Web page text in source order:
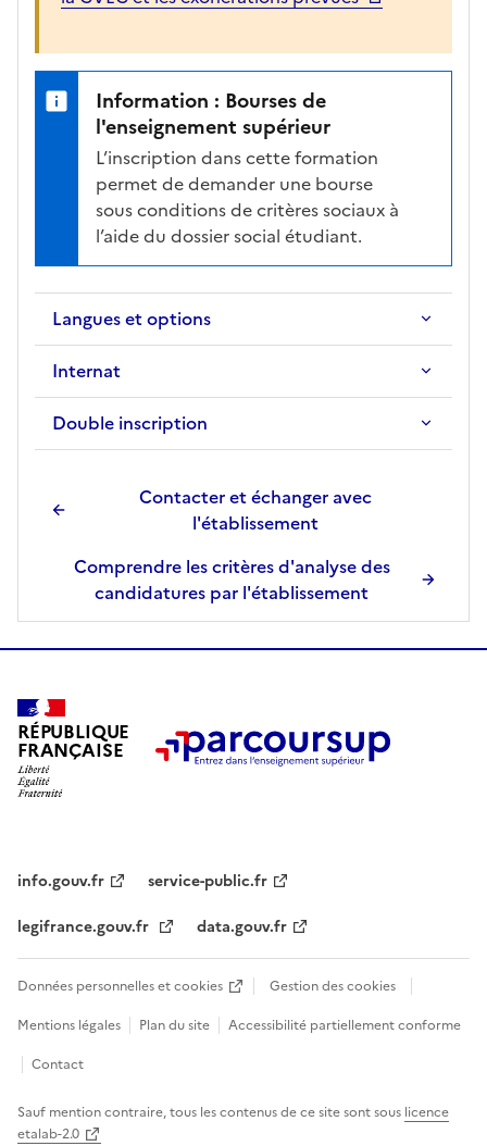
Information : Bourses de
l'enseignement supérieur
L’inscription dans cette formation
permet de demander une bourse
sous conditions de critères sociaux à
l’aide du dossier social étudiant.
Langues et options
Internat
Double inscription
Contacter et échanger avec
l'établissement
Comprendre les critères d'analyse des
candidatures par l'établissement
RÉPUBLIQUE
FRANÇAISE
info.gouv.fr
service-public.fr
legifrance.gouv.fr
data.gouv.fr
Données personnelles et cookies
Gestion des cookies
Mentions légales
Plan du site
Accessibilité partiellement conforme
Contact
Sauf mention contraire, tous les contenus de ce site sont sous licence
etalab-2.0